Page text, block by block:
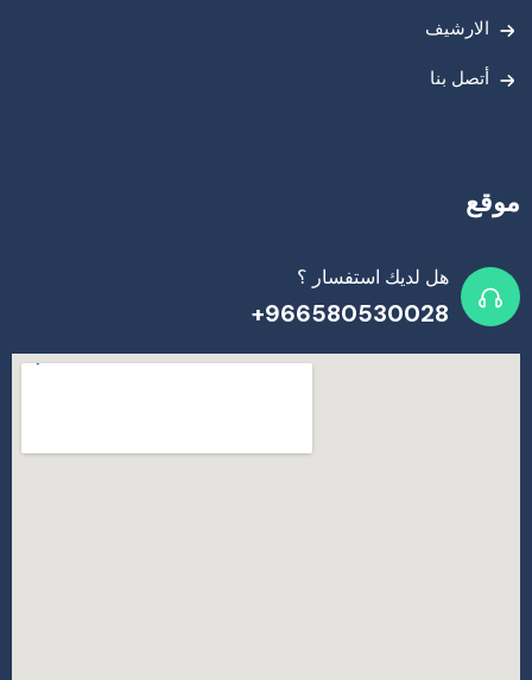
الارشيف
أتصل بنا
موقع
هل لديك استفسار ؟
966580530028+